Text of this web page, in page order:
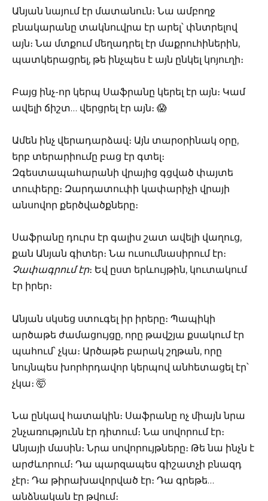
Անյան նայում էր մատանուն։ Նա ամբողջ
բնակարանը տակնուվրա էր արել՝ փնտրելով
այն։ Նա մտքում մեղադրել էր մաքրուհիներին,
պատկերացրել, թե ինչպես է այն ընկել կոյուղի։
Բայց ինչ-որ կերպ Սաֆրանը կերել էր այն։ Կամ
ավելի ճիշտ… վերցրել էր այն։ 😱
Ամեն ինչ վերադարձավ։ Այն տարօրինակ օրը,
երբ տերարիումը բաց էր գտել։
Զգեստապահարանի վրայից գցված փայտե
տուփերը։ Զարդատուփի կափարիչի վրայի
անսովոր քերծվածքները։
Սաֆրանը դուրս էր գալիս շատ ավելի վաղուց,
քան Անյան գիտեր։ Նա ուսումնասիրում էր։
Չափագրում էր։ Եվ ըստ երևույթին, կուտակում
էր իրեր։
Անյան սկսեց ստուգել իր իրերը։ Պապիկի
արծաթե ժամացույցը, որը թավշյա քսակում էր
պահում՝ չկա։ Արծաթե բարակ շղթան, որը
նույնպես խորհրդավոր կերպով անհետացել էր՝
չկա։ 🤯
Նա ընկավ հատակին։ Սաֆրանը ոչ միայն նրա
շնչառությունն էր դիտում։ Նա սովորում էր։
Անյայի մասին։ Նրա սովորույթները։ Թե նա ինչն է
արժևորում։ Դա պարզապես գիշատչի բնազդ
չէր։ Դա թիրախավորված էր։ Դա գրեթե…
անձնական էր թվում։